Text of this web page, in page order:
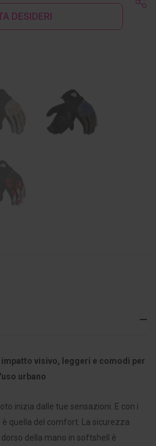
DESIDERI
visivo, leggeri e comodi per
l'uso urbano
inizia dalle tue sensazioni. E con i
quella del comfort. La sicurezza
della mano in softshell è